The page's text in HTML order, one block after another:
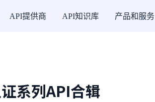
API提供商 API知识库 产品和服务
系列API合辑